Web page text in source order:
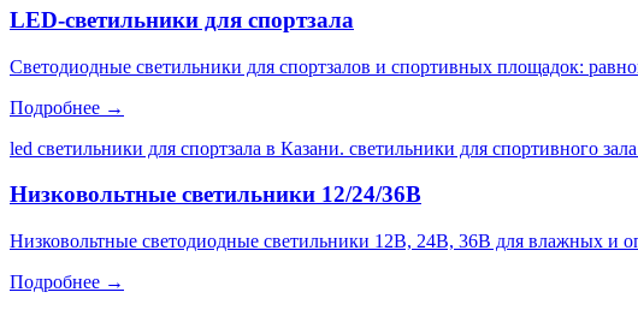
LED-светильники для спортзала
Светодиодные светильники для спортзалов и спортивных площадок:
Подробнее →
led светильники для спортзала в Казани. светильники для спортивного
Низковольтные светильники 12/24/36В
Низковольтные светодиодные светильники 12В, 24В, 36В для влажных и
Подробнее →